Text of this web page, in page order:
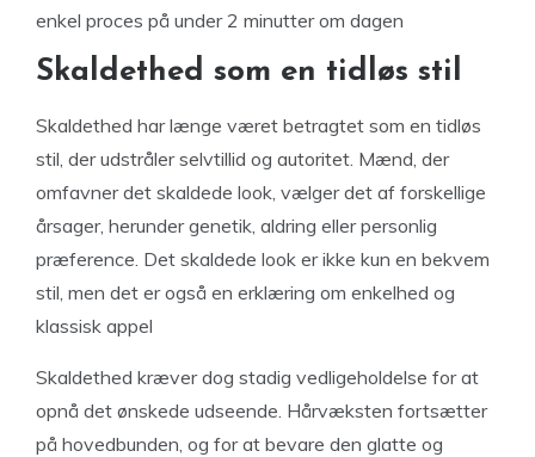
enkel proces på under 2 minutter om dagen
Skaldethed som en tidløs stil
Skaldethed har længe været betragtet som en tidløs
stil, der udstråler selvtillid og autoritet. Mænd, der
omfavner det skaldede look, vælger det af forskellige
årsager, herunder genetik, aldring eller personlig
præference. Det skaldede look er ikke kun en bekvem
stil, men det er også en erklæring om enkelhed og
klassisk appel
Skaldethed kræver dog stadig vedligeholdelse for at
opnå det ønskede udseende. Hårvæksten fortsætter
på hovedbunden, og for at bevare den glatte og